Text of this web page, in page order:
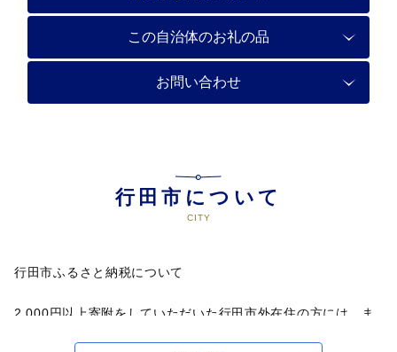
この自治体のお礼の品
お問い合わせ
行田市について
行田市ふるさと納税について
2,000円以上寄附をしていただいた行田市外在住の方には、ま